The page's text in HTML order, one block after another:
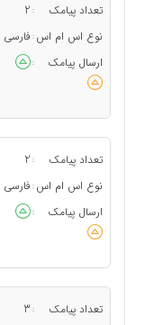
تعداد پیامک :
2
نوع اس ام اس : فارسی
ارسال پیامک
:
تعداد پیامک :
2
نوع اس ام اس : فارسی
ارسال پیامک
:
تعداد پیامک :
3